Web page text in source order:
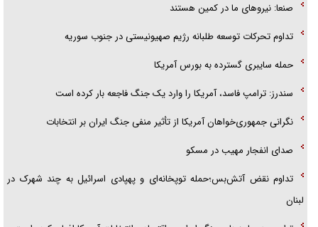
صنعا: نیروهای ما در کمین‌ هستند
تداوم تحرکات توسعه طلبانه رژیم صهیونیستی در جنوب سوریه
حمله سایبری گسترده به بورس آمریکا
سندرز: ترامپ فاسد، آمریکا را وارد یک جنگ فاجعه بار کرده است
نگرانی جمهوری‌خواهان آمریکا از تأثیر منفی جنگ ایران بر انتخابات
صدای انفجار مهیب در مسکو
تداوم نقض آتش‌بس؛حمله توپخانه‌ای و پهپادی اسرائیل به چند شهرک در
لبنان